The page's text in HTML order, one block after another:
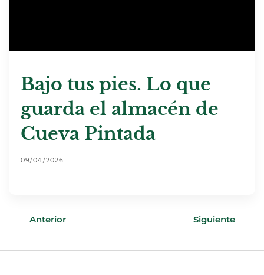
Bajo tus pies. Lo que
guarda el almacén de
Cueva Pintada
09/04/2026
Anterior Siguiente